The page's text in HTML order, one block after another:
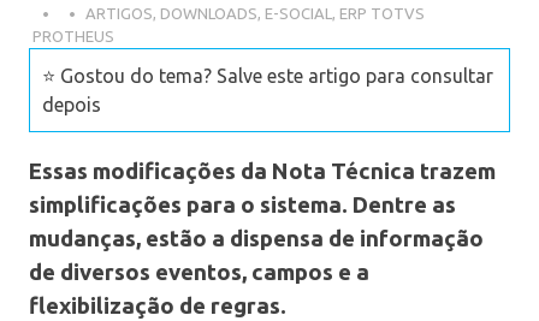
ARTIGOS, DOWNLOADS, E-SOCIAL , ERP TOTVS
PROTHEUS
⭐ Gostou do tema? Salve este artigo para consultar
depois
Essas modificações da Nota Técnica trazem
simplificações para o sistema. Dentre as
mudanças, estão a dispensa de informação
de diversos eventos, campos e a
flexibilização de regras.